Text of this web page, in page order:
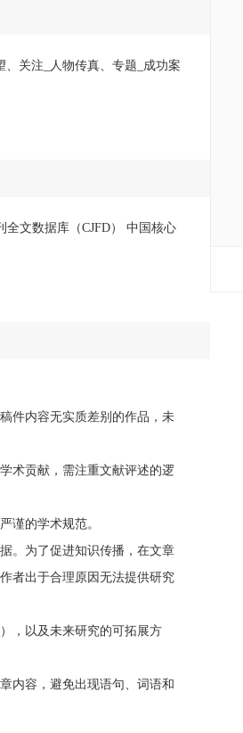
关注_人物传真、专题_成功案
文数据库（CJFD） 中国核心
件内容无实质差别的作品，未
术贡献，需注重文献评述的逻
谨的学术规范。
。为了促进知识传播，在文章
者出于合理原因无法提供研究
，以及未来研究的可拓展方
内容，避免出现语句、词语和